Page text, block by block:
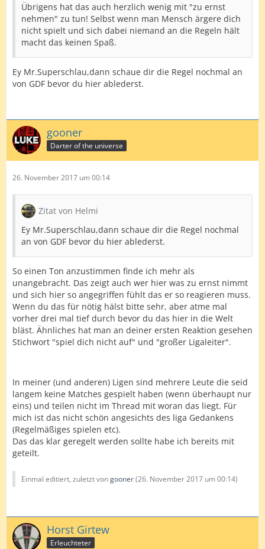
Übrigens hat das auch herzlich wenig mit "zu ernst
nehmen" zu tun! Selbst wenn man Mensch ärgere dich
nicht spielt und sich dabei niemand an die Regeln hält
macht das keinen Spaß.
Ey Mr.Superschlau,dann schaue dir die Regel nochmal an
von GDF bevor du hier ablederst.
gooner
Darter of the universe
26. November 2017 um 00:14
Zitat von Helmi
Ey Mr.Superschlau,dann schaue dir die Regel nochmal
an von GDF bevor du hier ablederst.
So einen Ton anzustimmen finde ich mehr als
unangebracht. Das zeigt auch wer hier was zu ernst nimmt
und sich hier so angegriffen fühlt das er so reagieren muss.
Wenn du das für nötig hälst bitte sehr, aber atme mal
vorher drei mal tief durch bevor du das hier in die Welt
bläst. Ähnliches hat man an deiner ersten Reaktion gesehen
Stichwort "spiel dich nicht auf" und "großer Ligaleiter".
In meiner (und anderen) Ligen sind mehrere Leute die seid
langem keine Matches gespielt haben (wenn überhaupt nur
eins) und teilen nicht im Thread mit woran das liegt. Für
mich ist das nicht schön angesichts des liga Gedankens
(Regelmäßiges spielen etc).
Das das klar geregelt werden sollte habe ich bereits mit
geteilt.
Einmal editiert, zuletzt vongooner(26. November 2017 um 00:14)
Horst Girtew
Erleuchteter